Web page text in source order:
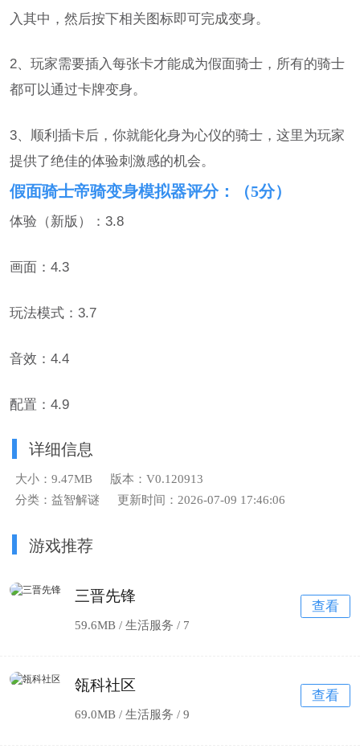
入其中，然后按下相关图标即可完成变身。
2、玩家需要插入每张卡才能成为假面骑士，所有的骑士
都可以通过卡牌变身。
3、顺利插卡后，你就能化身为心仪的骑士，这里为玩家
提供了绝佳的体验刺激感的机会。
假面骑士帝骑变身模拟器评分：（5分）
体验（新版）：3.8
画面：4.3
玩法模式：3.7
音效：4.4
配置：4.9
详细信息
大小：9.47MB
版本：V0.120913
分类：益智解谜
更新时间：2026-07-09 17:46:06
游戏推荐
三晋先锋
59.6MB / 生活服务 / 7
查看
瓴科社区
69.0MB / 生活服务 /9
查看